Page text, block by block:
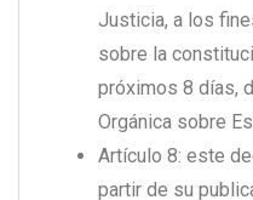
Justicia, a los
sobre la
próximos 8 días,
Orgánica sobre
Artículo 8: este
partir de su